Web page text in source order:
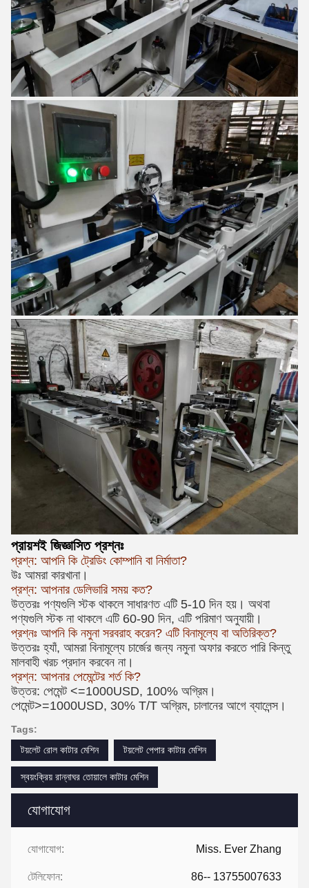
যোগাযোগ
যোগাযোগ: Miss. Ever Zhang
টেলিফোন: 86-- 13755007633
প্রায়শই জিজ্ঞাসিত প্রশ্নঃ
প্রশ্ন: আপনি কি ট্রেডিং কোম্পানি বা নির্মাতা?
উঃ আমরা কারখানা।
প্রশ্ন: আপনার ডেলিভারি সময় কত?
উত্তরঃ পণ্যগুলি স্টক থাকলে সাধারণত এটি 5-10 দিন হয়। অথবা
পণ্যগুলি স্টক না থাকলে এটি 60-90 দিন, এটি পরিমাণ অনুযায়ী।
প্রশ্নঃ আপনি কি নমুনা সরবরাহ করেন? এটি বিনামূল্যে বা অতিরিক্ত?
উত্তরঃ হ্যাঁ, আমরা বিনামূল্যে চার্জের জন্য নমুনা অফার করতে পারি কিন্তু
মালবাহী খরচ প্রদান করবেন না।
প্রশ্ন: আপনার পেমেন্টের শর্ত কি?
উত্তর: পেমেন্ট <=1000USD, 100% অগ্রিম।
পেমেন্ট>=1000USD, 30% T/T অগ্রিম, চালানের আগে ব্যালেন্স।
Tags:
টয়লেট রোল কাটার মেশিন
টয়লেট পেপার কাটার মেশিন
স্বয়ংক্রিয় রান্নাঘর তোয়ালে কাটার মেশিন